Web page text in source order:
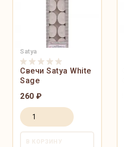
Satya
Свечи Satya White
Sage
260 ₽
В КОРЗИНУ